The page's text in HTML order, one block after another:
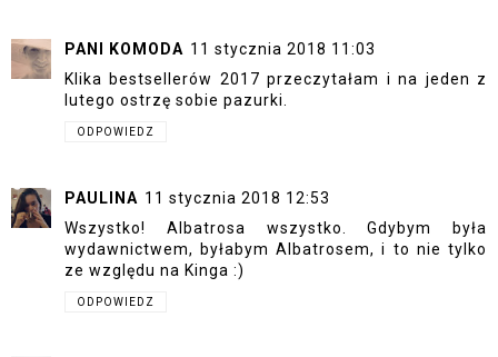
PANI KOMODA 11 stycznia 2018 11:03
Klika bestsellerów 2017 przeczytałam i na jeden z
lutego ostrzę sobie pazurki.
ODPOWIEDZ
PAULINA 11 stycznia 2018 12:53
Wszystko! Albatrosa wszystko. Gdybym była
wydawnictwem, byłabym Albatrosem, i to nie tylko
ze względu na Kinga :)
ODPOWIEDZ